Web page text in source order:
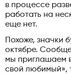
в процессе
работать на
еще нет.
Похоже, значки
октябре.
мы приглашаем
свой любимый»,